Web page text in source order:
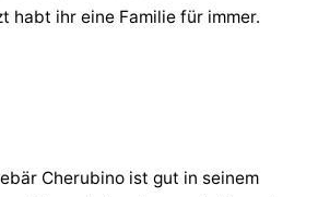
habt ihr eine Familie für immer.
Cherubino ist gut in seinem